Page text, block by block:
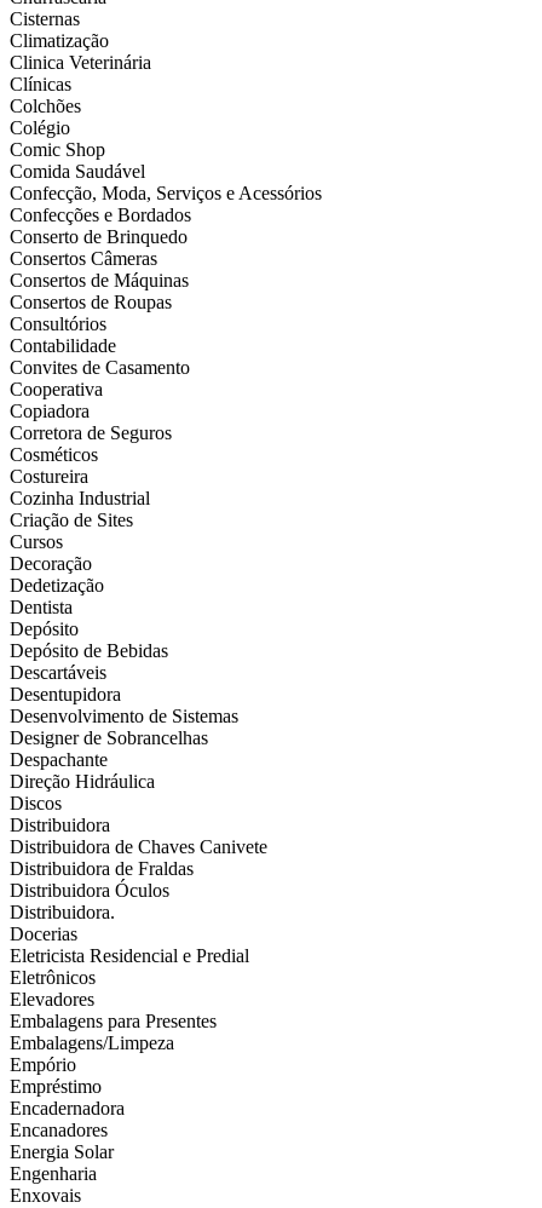
Cisternas
Climatização
Clinica Veterinária
Clínicas
Colchões
Colégio
Comic Shop
Comida Saudável
Confecção, Moda, Serviços e Acessórios
Confecções e Bordados
Conserto de Brinquedo
Consertos Câmeras
Consertos de Máquinas
Consertos de Roupas
Consultórios
Contabilidade
Convites de Casamento
Cooperativa
Copiadora
Corretora de Seguros
Cosméticos
Costureira
Cozinha Industrial
Criação de Sites
Cursos
Decoração
Dedetização
Dentista
Depósito
Depósito de Bebidas
Descartáveis
Desentupidora
Desenvolvimento de Sistemas
Designer de Sobrancelhas
Despachante
Direção Hidráulica
Discos
Distribuidora
Distribuidora de Chaves Canivete
Distribuidora de Fraldas
Distribuidora Óculos
Distribuidora.
Docerias
Eletricista Residencial e Predial
Eletrônicos
Elevadores
Embalagens para Presentes
Embalagens/Limpeza
Empório
Empréstimo
Encadernadora
Encanadores
Energia Solar
Engenharia
Enxovais